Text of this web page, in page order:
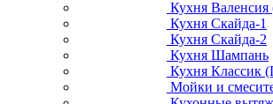
Кухня Валенсия
Кухня Скайда-1
Кухня Скайда-2
Кухня Шампань
Кухня Классик
Мойки и